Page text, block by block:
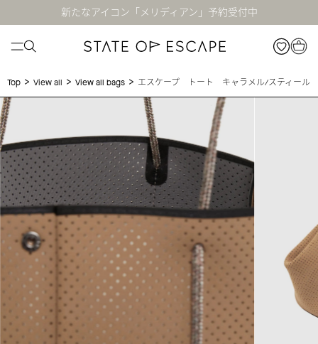
新たなアイコン「メリディアン」予約受付中
Top > View all > View all bags > エスケープ トート キャラメル/スティール